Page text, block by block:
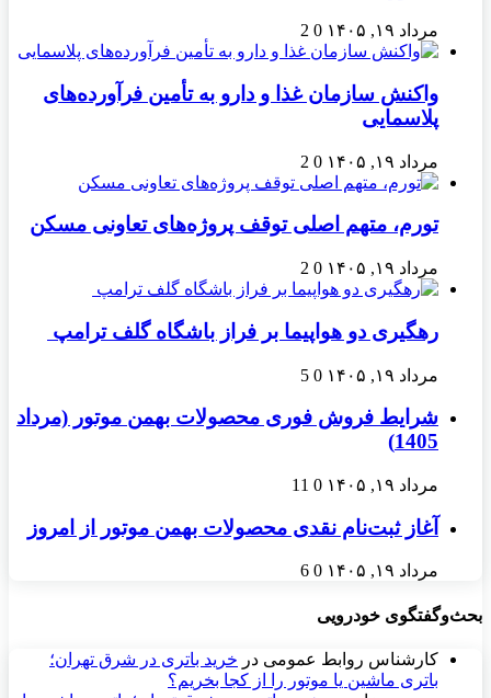
مرداد ۱۹, ۱۴۰۵ 0
2
واکنش سازمان غذا و دارو به تأمین فرآورده‌های
پلاسمایی
مرداد ۱۹, ۱۴۰۵ 0
2
تورم، متهم اصلی توقف پروژه‌های تعاونی مسکن
مرداد ۱۹, ۱۴۰۵ 0
2
رهگیری دو هواپیما بر فراز باشگاه گلف ترامپ
مرداد ۱۹, ۱۴۰۵ 0
5
شرایط فروش فوری محصولات بهمن موتور (مرداد
1405)
مرداد ۱۹, ۱۴۰۵ 0
11
آغاز ثبت‌نام نقدی محصولات بهمن موتور از امروز
مرداد ۱۹, ۱۴۰۵ 0
6
بحث‌وگفتگوی خودرویی
کارشناس روابط عمومی در خرید باتری در شرق تهران؛
باتری ماشین یا موتور را از کجا بخریم؟